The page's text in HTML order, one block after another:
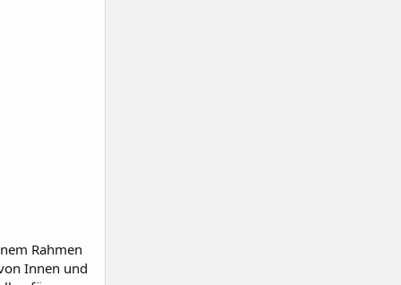
Rahmen
Innen und